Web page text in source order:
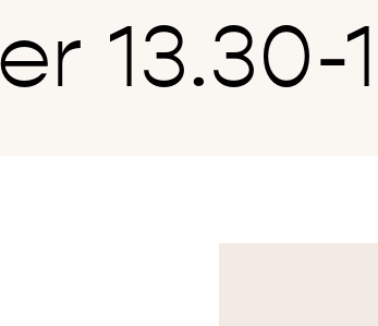
13.30-